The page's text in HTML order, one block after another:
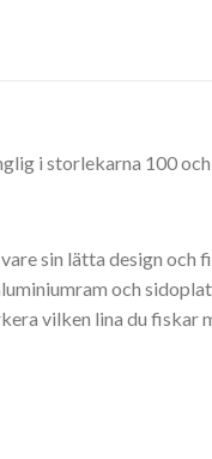
i storlekarna 100
sin lätta design och
och
vilken lina du fiskar